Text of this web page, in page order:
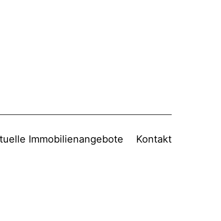
Immobilienangebote Kontakt